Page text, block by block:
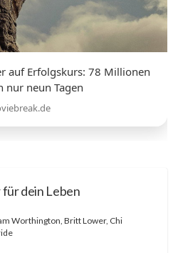
auf Erfolgskurs: 78 Millionen
nur neun Tagen
für dein Leben
Worthington, Britt Lower, Chi